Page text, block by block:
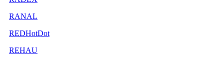
RANAL
REDHotDot
REHAU